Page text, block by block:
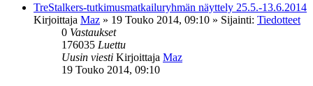
TreStalkers-tutkimusmatkailuryhmän näyttely 25.5.-13.6.2014
Kirjoittaja Maz » 19 Touko 2014, 09:10 » Sijainti: Tiedotteet
0 Vastaukset
176035 Luettu
Uusin viesti Kirjoittaja Maz
19 Touko 2014, 09:10